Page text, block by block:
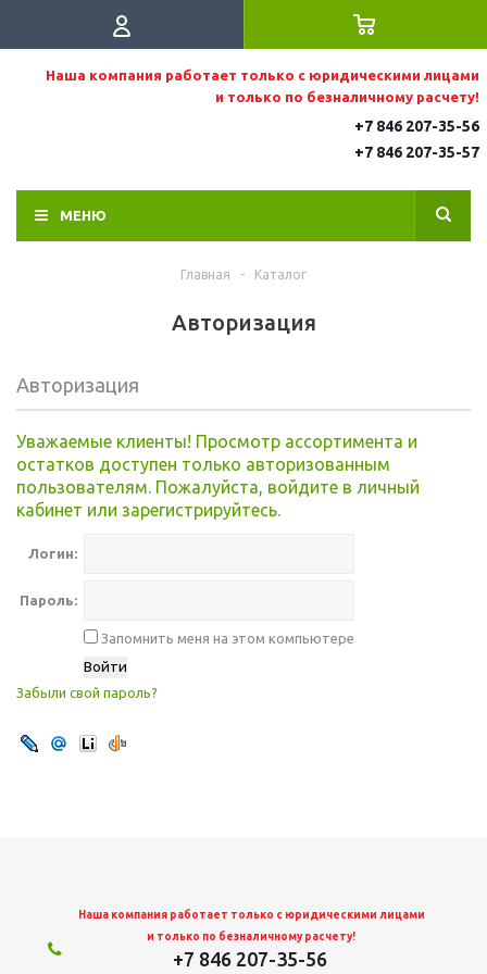
Наша компания работает только с юридическими лицами
и только по безналичному расчету!
+7 846 207-35-56
+7 846 207-35-57
МЕНЮ
Главная - Каталог
Авторизация
Авторизация
Уважаемые клиенты! Просмотр ассортимента и
остатков доступен только авторизованным
пользователям. Пожалуйста, войдите в личный
кабинет или зарегистрируйтесь.
Логин:
Пароль:
Запомнить меня на этом компьютере
Забыли свой пароль?
Наша компания работает только с юридическими лицами
и только по безналичному расчету!
+7 846 207-35-56